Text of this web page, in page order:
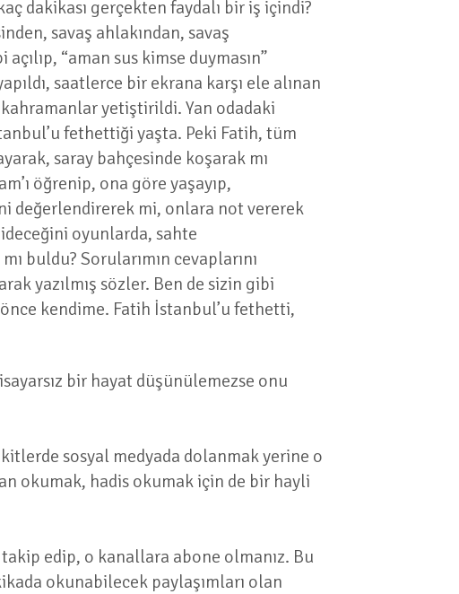
dakikası gerçekten faydalı bir iş içindi?
savaş ahlakından, savaş
“aman sus kimse duymasın”
saatlerce bir ekrana karşı ele alınan
yetiştirildi. Yan odadaki
fethettiği yaşta. Peki Fatih, tüm
saray bahçesinde koşarak mı
öğrenip, ona göre yaşayıp,
değerlendirerek mi, onlara not vererek
oyunlarda, sahte
buldu? Sorularımın cevaplarını
yazılmış sözler. Ben de sizin gibi
kendime. Fatih İstanbul’u fethetti,
bir hayat düşünülemezse onu
sosyal medyada dolanmak yerine o
okumak, hadis okumak için de bir hayli
edip, o kanallara abone olmanız. Bu
okunabilecek paylaşımları olan